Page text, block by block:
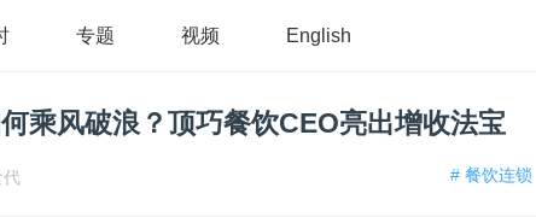
专题 视频 English
乘风破浪？顶巧餐饮CEO亮出增收法宝
# 餐饮连锁